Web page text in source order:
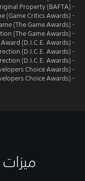
- Original Property (BAFTA)
- Best Independent Game (Game Critics Awards)
- Best Independent Game (The Game Awards)
- Best Art Direction (The Game Awards)
- Spite Award (D.I.C.E. Awards)
- Outstanding Achievement in Art Direction (D.I.C.E. Awards)
- Outstanding Achievement in Game Direction (D.I.C.E. Awards)
- Best Audio (Game Developers Choice Awards)
- Best Visual Art (Game Developers Choice Awards)
ن
ص
ص
و
ي
م
ي
م
إ
ي